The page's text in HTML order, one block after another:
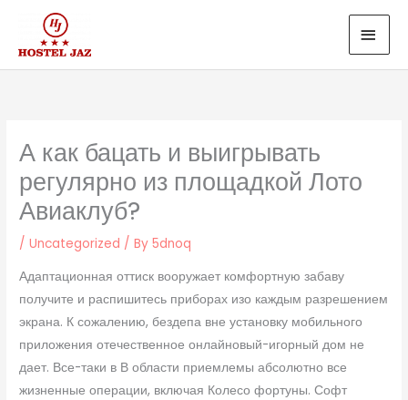
content
А как бацать и выигрывать
регулярно из площадкой Лото
Авиаклуб?
/Uncategorized / By5dnoq
Адаптационная оттиск вооружает комфортную забаву
получите и распишитесь приборах изо каждым разрешением
экрана. К сожалению, бездепа вне установку мобильного
приложения отечественное онлайновый-игорный дом не
дает. Все-таки в В области приемлемы абсолютно все
жизненные операции, включая Колесо фортуны. Софт